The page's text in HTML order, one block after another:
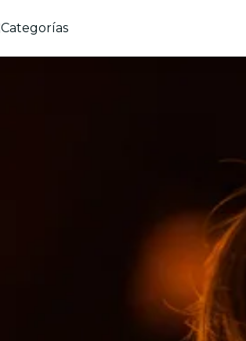
Categorías